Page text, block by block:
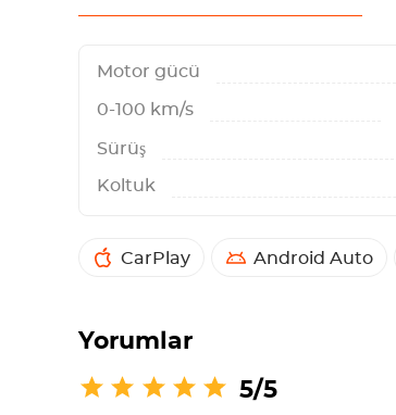
Motor gücü
0-100 km/s
Sürüş
Koltuk
CarPlay Android Auto
Yorumlar
5/5